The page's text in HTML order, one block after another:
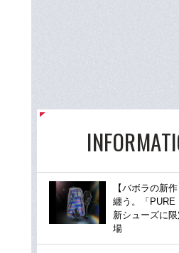
【バボラの新
纏う。「PURE
新シューズに
場